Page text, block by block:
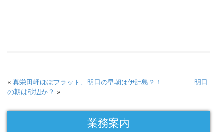
« 真栄田岬ほぼフラット、明日の早朝は伊計島？！
明日
の朝は砂辺か？ »
業務案内